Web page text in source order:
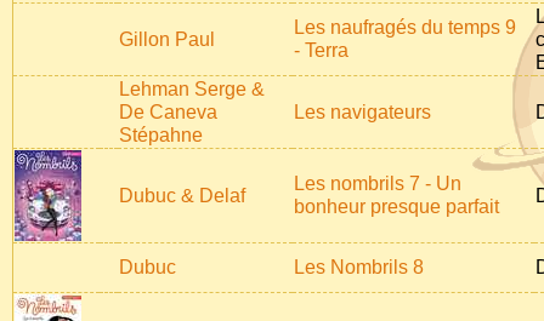
Gillon Paul
Les naufragés du temps 9
- Terra
Lehman Serge &
De Caneva
Stépahne
Les navigateurs
Dubuc & Delaf
Les nombrils 7 - Un
bonheur presque parfait
Dubuc Les Nombrils 8